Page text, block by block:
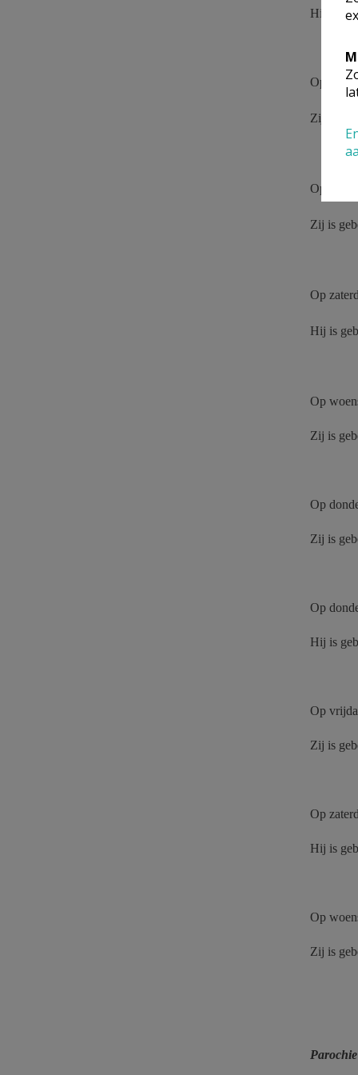
Hij is
Op
Zij is
Op
Zij is
Op
Hij is
Op
Zij is
Op
Zij is
Op
Hij is
Op
Zij is
Op
Hij is
Op
Zij is